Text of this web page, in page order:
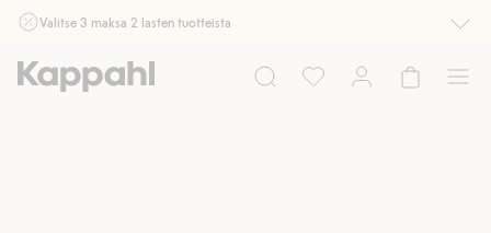
Valitse 3 maksa 2 lasten tuotteista
myymälässä ja verkossa. Ei voi yhdistää muihin alennuksiin tai tarjouksiin.